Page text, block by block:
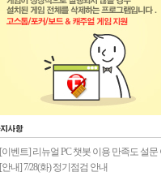
[안내] 7/28(화) 정기점검 안내